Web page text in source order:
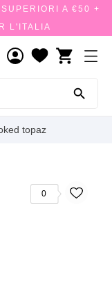
A €50 +
L'ITALIA
shopping_cart

topaz
0